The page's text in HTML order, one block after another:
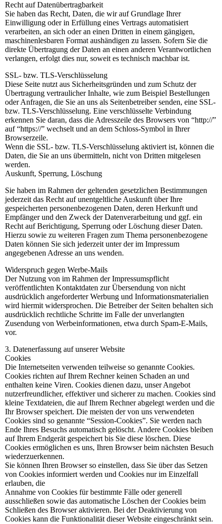
Recht auf Datenübertragbarkeit
Sie haben das Recht, Daten, die wir auf Grundlage Ihrer
Einwilligung oder in Erfüllung eines Vertrags automatisiert
verarbeiten, an sich oder an einen Dritten in einem gängigen,
maschinenlesbaren Format aushändigen zu lassen. Sofern Sie die
direkte Übertragung der Daten an einen anderen Verantwortlichen
verlangen, erfolgt dies nur, soweit es technisch machbar ist.
SSL- bzw. TLS-Verschlüsselung
Diese Seite nutzt aus Sicherheitsgründen und zum Schutz der
Übertragung vertraulicher Inhalte, wie zum Beispiel Bestellungen
oder Anfragen, die Sie an uns als Seitenbetreiber senden, eine SSL-
bzw. TLS-Verschlüsselung. Eine verschlüsselte Verbindung
erkennen Sie daran, dass die Adresszeile des Browsers von “http://”
auf “https://” wechselt und an dem Schloss-Symbol in Ihrer
Browserzeile.
Wenn die SSL- bzw. TLS-Verschlüsselung aktiviert ist, können die
Daten, die Sie an uns übermitteln, nicht von Dritten mitgelesen
werden.
Auskunft, Sperrung, Löschung
Sie haben im Rahmen der geltenden gesetzlichen Bestimmungen
jederzeit das Recht auf unentgeltliche Auskunft über Ihre
gespeicherten personenbezogenen Daten, deren Herkunft und
Empfänger und den Zweck der Datenverarbeitung und ggf. ein
Recht auf Berichtigung, Sperrung oder Löschung dieser Daten.
Hierzu sowie zu weiteren Fragen zum Thema personenbezogene
Daten können Sie sich jederzeit unter der im Impressum
angegebenen Adresse an uns wenden.
Widerspruch gegen Werbe-Mails
Der Nutzung von im Rahmen der Impressumspflicht
veröffentlichten Kontaktdaten zur Übersendung von nicht
ausdrücklich angeforderter Werbung und Informationsmaterialien
wird hiermit widersprochen. Die Betreiber der Seiten behalten sich
ausdrücklich rechtliche Schritte im Falle der unverlangten
Zusendung von Werbeinformationen, etwa durch Spam-E-Mails,
vor.
3. Datenerfassung auf unserer Website
Cookies
Die Internetseiten verwenden teilweise so genannte Cookies.
Cookies richten auf Ihrem Rechner keinen Schaden an und
enthalten keine Viren. Cookies dienen dazu, unser Angebot
nutzerfreundlicher, effektiver und sicherer zu machen. Cookies sind
kleine Textdateien, die auf Ihrem Rechner abgelegt werden und die
Ihr Browser speichert. Die meisten der von uns verwendeten
Cookies sind so genannte “Session-Cookies”. Sie werden nach
Ende Ihres Besuchs automatisch gelöscht. Andere Cookies bleiben
auf Ihrem Endgerät gespeichert bis Sie diese löschen. Diese
Cookies ermöglichen es uns, Ihren Browser beim nächsten Besuch
wiederzuerkennen.
Sie können Ihren Browser so einstellen, dass Sie über das Setzen
von Cookies informiert werden und Cookies nur im Einzelfall
erlauben, die
Annahme von Cookies für bestimmte Fälle oder generell
ausschließen sowie das automatische Löschen der Cookies beim
Schließen des Browser aktivieren. Bei der Deaktivierung von
Cookies kann die Funktionalität dieser Website eingeschränkt sein.